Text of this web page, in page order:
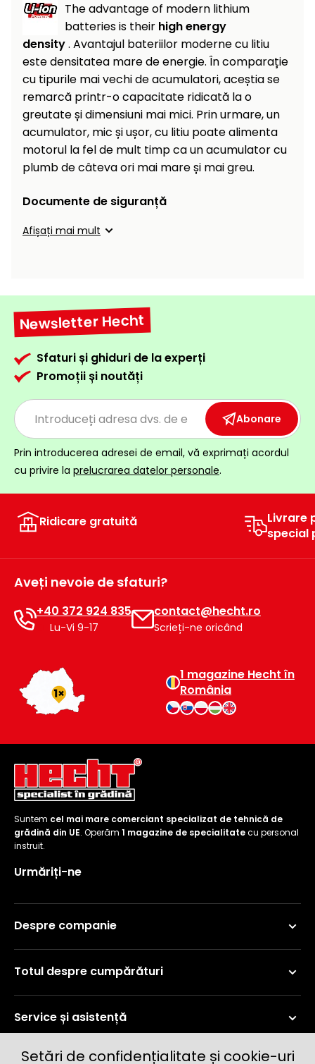
The advantage of modern lithium
batteries is their high energy
density. Avantajul bateriilor moderne cu litiu
este densitatea mare de energie. În comparație
cu tipurile mai vechi de acumulatori, aceștia se
remarcă printr-o capacitate ridicată la o
greutate și dimensiuni mai mici. Prin urmare, un
acumulator, mic și ușor, cu litiu poate alimenta
motorul la fel de mult timp ca un acumulator cu
plumb de câteva ori mai mare și mai greu.
Documente de siguranță
Afișați mai mult
Newsletter Hecht
Sfaturi și ghiduri de la experți
Promoții și noutăți
Abonare
Prin introducerea adresei de email, vă exprimați acordul
cu privire la prelucrarea datelor personale.
Ridicare gratuită
Livrare
special
Aveți nevoie de sfaturi?
+40 372 924 835
Lu-Vi 9-17
contact@hecht.ro
Scrieți-ne oricând
1 magazine Hecht în
România
Suntem cel mai mare comerciant specializat de tehnică de
grădină din UE. Operăm 1 magazine de specialitatecu personal
instruit.
Urmăriți-ne
Despre companie
Totul despre cumpărături
Service și asistență
Setări de confidențialitate și cookie-uri